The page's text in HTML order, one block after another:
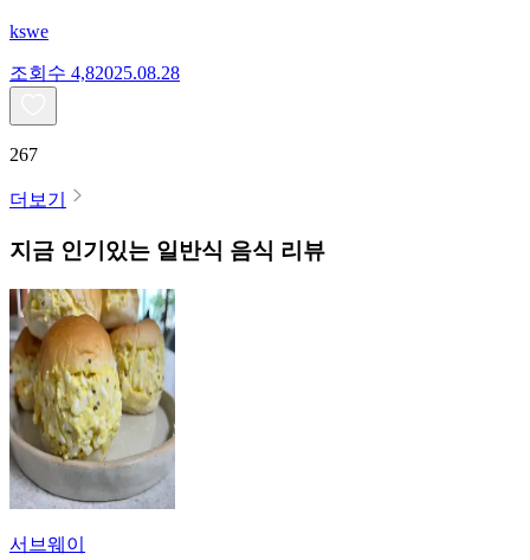
kswe
조회수 4,82025.08.28
267
더보기
지금 인기있는 일반식 음식 리뷰
서브웨이